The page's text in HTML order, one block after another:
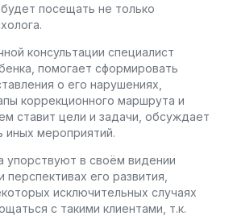
посещать не только
консультации специалист
помогает сформировать
о его нарушениях,
коррекционного маршрута и
ставит цели и задачи, обсуждает
иных мероприятий.
упорствуют в своём видении
его развития,
исключительных случаях
с такими клиентами, т.к.